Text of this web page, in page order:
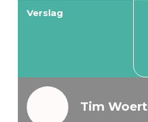
Verslag
Tim